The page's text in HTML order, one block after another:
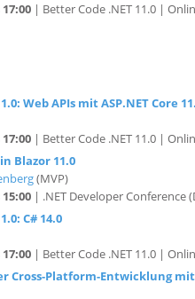
| Better Code .NET 11.0 |
Web APIs mit ASP.NET Core
| Better Code .NET 11.0 |
Blazor 11.0
(MVP)
| .NET Developer Conference
C# 14.0
| Better Code .NET 11.0 |
Cross-Platform-Entwicklung mit